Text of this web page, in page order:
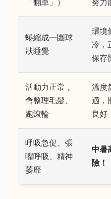
「翻車」）
努力
蜷縮成一團球
狀睡覺
環境
冷，
保存
活動力正常，
會整理毛髮、
跑滾輪
溫度
適，
良好
呼吸急促、張
嘴呼吸、精神
萎靡
中暑
險！